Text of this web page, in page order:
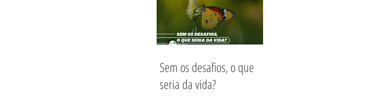
Sem os desafios, o que
seria da vida?